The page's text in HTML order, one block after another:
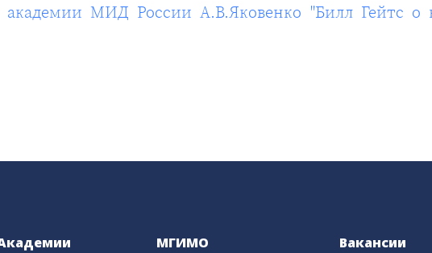
академии МИД России А.В.Яковенко "Билл Гейтс о
МГИМО Вакансии